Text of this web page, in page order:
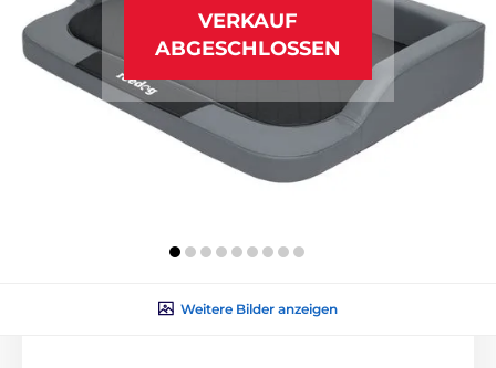
VERKAUF
ABGESCHLOSSEN
Weitere Bilder anzeigen